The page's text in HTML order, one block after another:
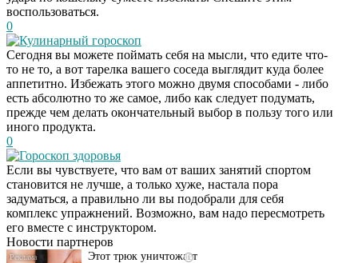
воспользоваться.
0
Кулинарный гороскоп
Сегодня вы можете поймать себя на мысли, что едите что-
то не то, а вот тарелка вашего соседа выглядит куда более
аппетитно. Избежать этого можно двумя способами - либо
есть абсолютно то же самое, либо как следует подумать,
прежде чем делать окончательный выбор в пользу того или
иного продукта.
0
Гороскоп здоровья
Если вы чувствуете, что вам от ваших занятий спортом
становится не лучше, а только хуже, настала пора
задуматься, а правильно ли вы подобрали для себя
комплекс упражнений. Возможно, вам надо пересмотреть
его вместе с инструктором.
Новости партнеров
i
Даже самый
запущенный грибок
исчезнет с корнем,
если перед сном…
i
Этот трюк уничтожает